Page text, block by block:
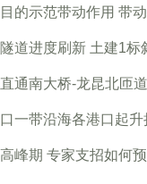
的示范带动作用 带
道进度刷新 土建1标
通南大桥-龙昆北匝
一带沿海各港口起
峰期 专家支招如何